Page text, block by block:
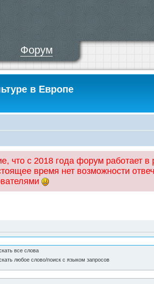
Форум
в Европе
что с 2018 года форум работает в
время нет возможности
все слова
любое слово/поиск с языком запросов